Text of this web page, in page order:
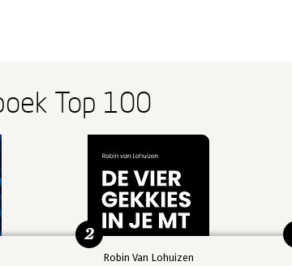
Top 100
Robin Van Lohuizen
2